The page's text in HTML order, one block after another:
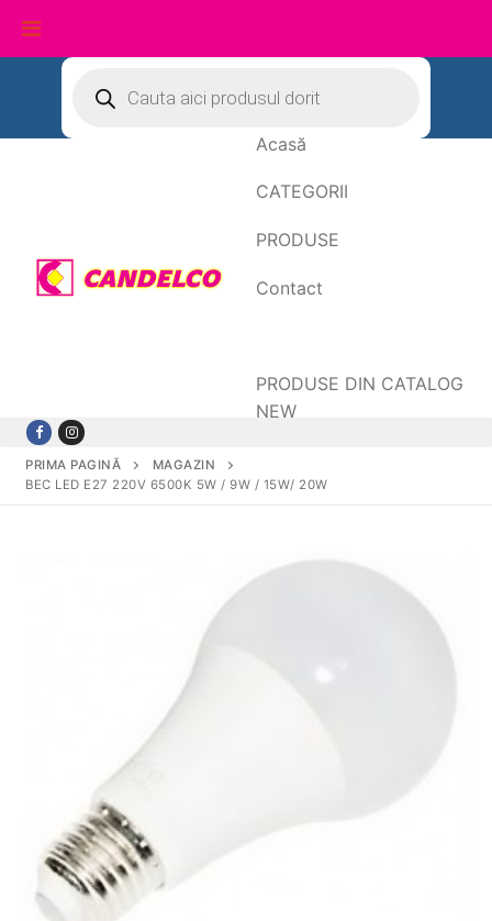
conținut
search
Acasă
CATEGORII
PRODUSE
Contact
PRODUSE DIN CATALOG
NEW
PRIMA PAGINĂ
MAGAZIN
BEC LED E27 220V 6500K 5W / 9W / 15W/ 20W